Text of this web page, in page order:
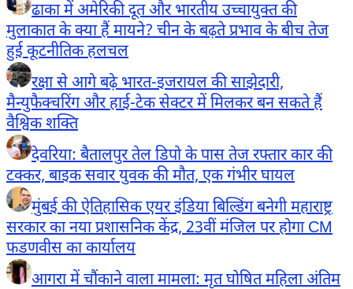
ढाका में अमेरिकी दूत और भारतीय उच्चायुक्त की
मुलाकात के क्या हैं मायने? चीन के बढ़ते प्रभाव के बीच तेज
हुई कूटनीतिक हलचल
रक्षा से आगे बढ़े भारत-इजरायल की साझेदारी,
मैन्युफैक्चरिंग और हाई-टेक सेक्टर में मिलकर बन सकते हैं
वैश्विक शक्ति
देवरिया: बैतालपुर तेल डिपो के पास तेज रफ्तार कार की
टक्कर, बाइक सवार युवक की मौत, एक गंभीर घायल
मुंबई की ऐतिहासिक एयर इंडिया बिल्डिंग बनेगी महाराष्ट्र
सरकार का नया प्रशासनिक केंद्र, 23वीं मंजिल पर होगा CM
फडणवीस का कार्यालय
आगरा में चौंकाने वाला मामला: मृत घोषित महिला अंतिम